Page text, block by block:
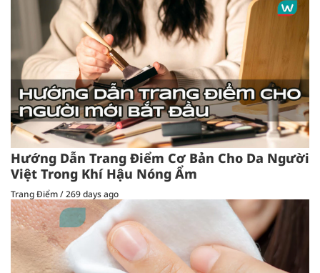
Hướng Dẫn Trang Điểm Cơ Bản Cho Da Người
Việt Trong Khí Hậu Nóng Ẩm
Trang Điểm/269 days ago